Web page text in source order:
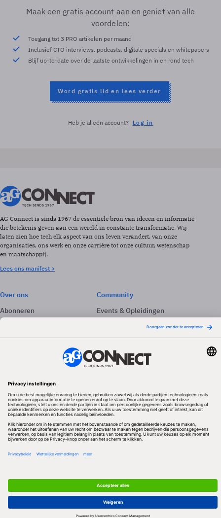
Maak een gratis account aan en geniet van alle
voordelen:
Toegang tot 3 PRO artikelen per maand
Inclusief CTO interviews, podcasts, digitale specials en whitepapers
Blijf up-to-date over de laatste ontwikkelingen in en rond tech
Word gratis lid en lees verder
Heb je al een account? Log in
AG Connect is sinds 1967 de essentiële bron van ideeën en informatie
die betekenis geven aan een wereld in constante transformatie. Wij
laten zien hoe tech elk aspect van ons leven verandert, van onze
organisaties, ons werk en onze carrière tot onze cultuur, wetenschap
en maatschappij.
Lees ons manifest >
Over ons
Abonneren
Adverteren
Community
Events & Opleidingen
Volg ons
Redactionele partner
Algemene Voorwaarden & Copyrights